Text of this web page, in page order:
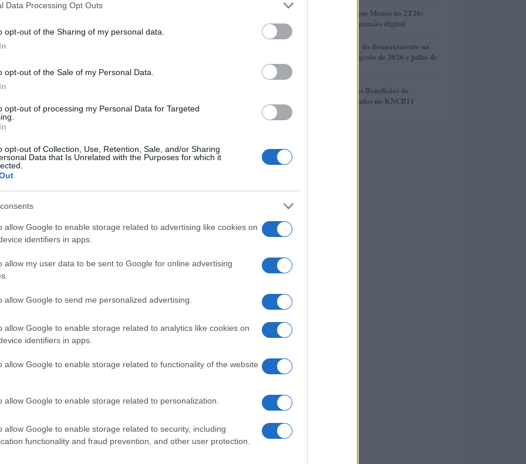
Data Processing Opt Outs
opt-out of the Sharing of my personal data.
opt-out of the Sale of my Personal Data.
opt-out of processing my Personal Data for Targeted
opt-out of Collection, Use, Retention, Sale, and/or Sharing
Data that Is Unrelated with the Purposes for which it
allow Google to enable storage related to advertising like cookies on
identifiers in apps.
allow my user data to be sent to Google for online advertising
allow Google to send me personalized advertising.
allow Google to enable storage related to analytics like cookies on
identifiers in apps.
allow Google to enable storage related to functionality of the website
allow Google to enable storage related to personalization.
allow Google to enable storage related to security, including
functionality and fraud prevention, and other user protection.
de negócios
diferente: ochurn rate, oLTV(Lifetime Value) e
fundamentais para entender a saúde de uma
churn rate enfrentará dificuldades para reter
mercado.
que recebeu milhões em investimentos.
nunca encontrou um verdadeiro
um produto mais simples conseguiu um aumento
burn ratesustentável e a uma atenção contínua ao
e PMs
não é garantido. É crucial ter uma visão clara e
tempo e recursos na análise de dados e na
de pivotar com base no feedback é essencial.
3
Resultados da Pague Menos no 2T26:
lucro, receita e expansão digital
Redução histórica do desmatamento na
Amazônia entre agosto de 2026 e julho de
Compreendendo os Benefícios de
Reinvestir Dividendos no KNCR11